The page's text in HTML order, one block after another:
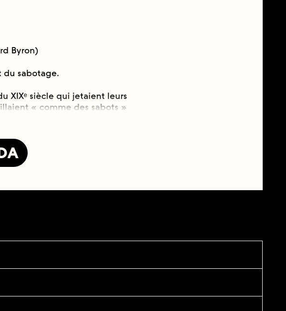
Byron)
du sabotage.
XIXᵉ siècle qui jetaient leurs
« comme des sabots »
— pour ralentir la
les Luddites, ces
le travail, les corps, les
qu’ils partagent
les Luddites : soit en
autrement, rendant